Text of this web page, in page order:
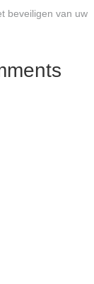
beveiligen van uw